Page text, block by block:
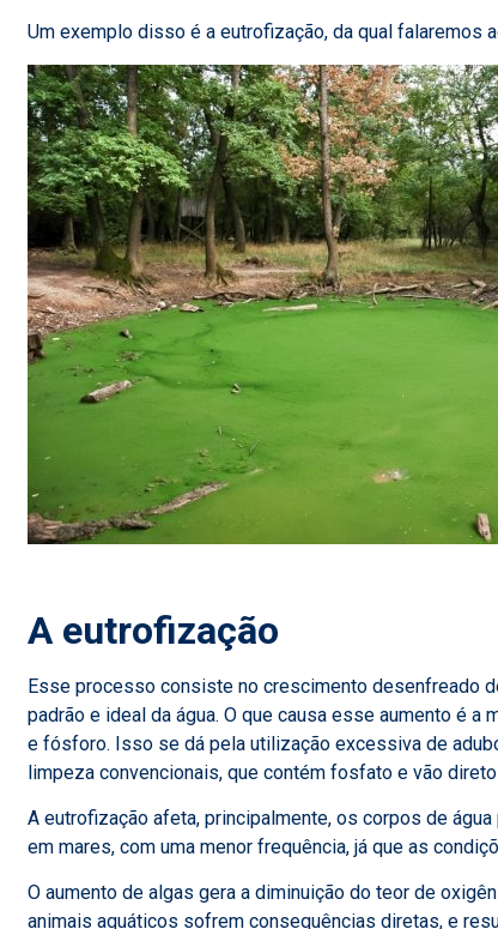
Um exemplo disso é a eutrofização, da qual falaremos
A eutrofização
Esse processo consiste no crescimento desenfreado
padrão e ideal da água. O que causa esse aumento é
e fósforo. Isso se dá pela utilização excessiva de
limpeza convencionais, que contém fosfato e vão direto
A eutrofização afeta, principalmente, os corpos de
em mares, com uma menor frequência, já que as
O aumento de algas gera a diminuição do teor de
animais aquáticos sofrem consequências diretas, e